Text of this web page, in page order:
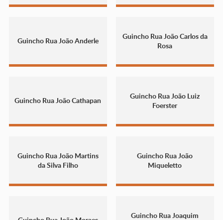
Guincho Rua João Anderle
Guincho Rua João Carlos da
Rosa
Guincho Rua João Cathapan
Guincho Rua João Luiz
Foerster
Guincho Rua João Martins
da Silva Filho
Guincho Rua João
Miqueletto
Guincho Rua Joaquim